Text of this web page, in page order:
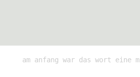
am anfang war das wort eine